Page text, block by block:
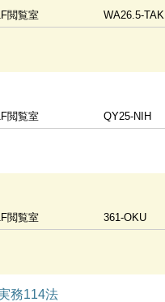
閲覧室 WA26.5-TAK
閲覧室 QY25-NIH
閲覧室 361-OKU
務114法